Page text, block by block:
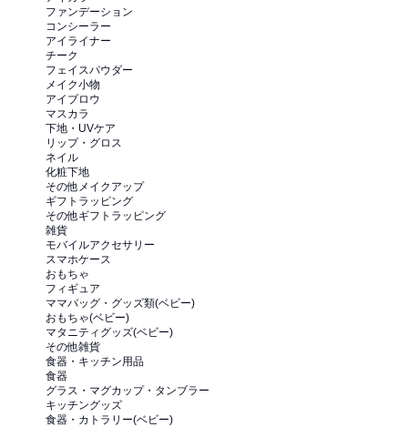
ファンデーション
コンシーラー
アイライナー
チーク
フェイスパウダー
メイク小物
アイブロウ
マスカラ
下地・UVケア
リップ・グロス
ネイル
化粧下地
その他メイクアップ
ギフトラッピング
その他ギフトラッピング
雑貨
モバイルアクセサリー
スマホケース
おもちゃ
フィギュア
ママバッグ・グッズ類(ベビー)
おもちゃ(ベビー)
マタニティグッズ(ベビー)
その他雑貨
食器・キッチン用品
食器
グラス・マグカップ・タンブラー
キッチングッズ
食器・カトラリー(ベビー)